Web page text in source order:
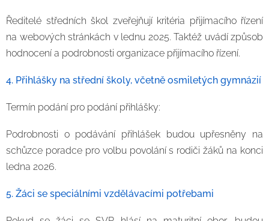
Ředitelé středních škol zveřejňují kritéria přijímacího řízení
na webových stránkách v lednu 2025. Taktéž uvádí způsob
hodnocení a podrobnosti organizace přijímacího řízení.
4. Přihlášky na střední školy, včetně osmiletých gymnázií
Termín podání pro podání přihlášky:
Podrobnosti o podávání přihlášek budou upřesněny na
schůzce poradce pro volbu povolání s rodiči žáků na konci
ledna 2026.
5. Žáci se speciálními vzdělávacími potřebami